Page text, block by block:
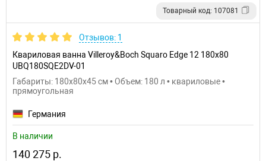
Товарный код: 107081
Отзывов: 1
Квариловая ванна Villeroy&Boch Squaro Edge 12 180x80
UBQ180SQE2DV-01
Габариты: 180x80x45 см • Объем: 180 л • квариловые •
прямоугольная
Германия
В наличии
140 275 р.